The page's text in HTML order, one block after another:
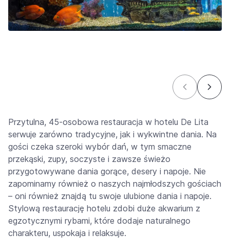
Przytulna, 45-osobowa restauracja w hotelu De Lita
serwuje zarówno tradycyjne, jak i wykwintne dania. Na
gości czeka szeroki wybór dań, w tym smaczne
przekąski, zupy, soczyste i zawsze świeżo
przygotowywane dania gorące, desery i napoje. Nie
zapominamy również o naszych najmłodszych gościach
– oni również znajdą tu swoje ulubione dania i napoje.
Stylową restaurację hotelu zdobi duże akwarium z
egzotycznymi rybami, które dodaje naturalnego
charakteru, uspokaja i relaksuje.